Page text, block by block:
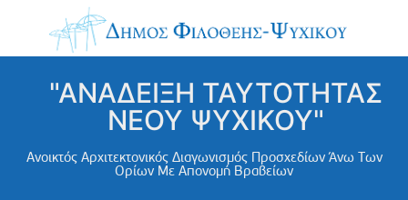
"ΑΝΑΔΕΙΞΗ ΤΑΥΤΟΤΗΤΑΣ
ΝΕΟΥ ΨΥΧΙΚΟΥ"
Ανοικτός Αρχιτεκτονικός Διαγωνισμός Προσχεδίων Άνω Των
Ορίων Με Απονομή Βραβείων